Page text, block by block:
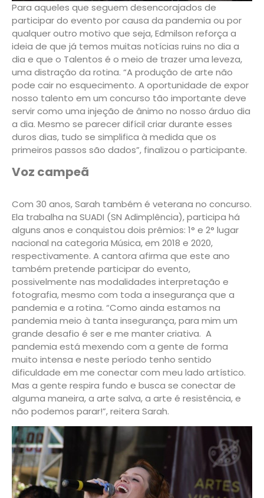
Para aqueles que seguem desencorajados de
participar do evento por causa da pandemia ou por
qualquer outro motivo que seja, Edmilson reforça a
ideia de que já temos muitas notícias ruins no dia a
dia e que o Talentos é o meio de trazer uma leveza,
uma distração da rotina. “A produção de arte não
pode cair no esquecimento. A oportunidade de expor
nosso talento em um concurso tão importante deve
servir como uma injeção de ânimo no nosso árduo dia
a dia. Mesmo se parecer difícil criar durante esses
duros dias, tudo se simplifica à medida que os
primeiros passos são dados”, finalizou o participante.
Voz campeã
Com 30 anos, Sarah também é veterana no concurso.
Ela trabalha na SUADI (SN Adimplência), participa há
alguns anos e conquistou dois prêmios: 1° e 2° lugar
nacional na categoria Música, em 2018 e 2020,
respectivamente. A cantora afirma que este ano
também pretende participar do evento,
possivelmente nas modalidades interpretação e
fotografia, mesmo com toda a insegurança que a
pandemia e a rotina. “Como ainda estamos na
pandemia meio à tanta insegurança, para mim um
grande desafio é ser e me manter criativa. A
pandemia está mexendo com a gente de forma
muito intensa e neste período tenho sentido
dificuldade em me conectar com meu lado artístico.
Mas a gente respira fundo e busca se conectar de
alguma maneira, a arte salva, a arte é resistência, e
não podemos parar!”, reitera Sarah.